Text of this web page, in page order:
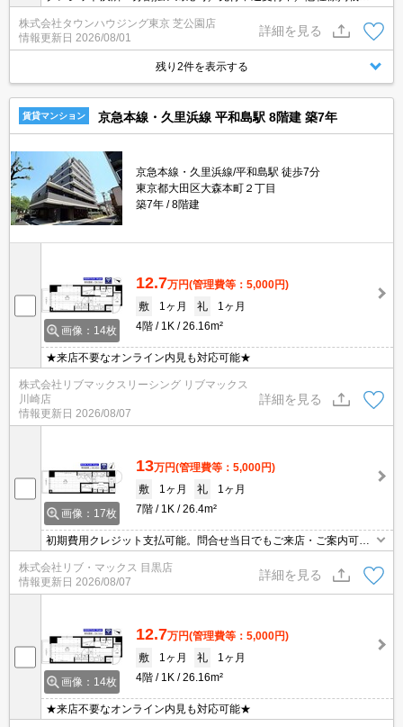
件もまとめてご案内可能／専任物件多数あり
株式会社タウンハウジング東京 芝公園店
情報更新日 2026/08/01
詳細を見る
残り2件を表示する
賃貸マンション 京急本線・久里浜線 平和島駅 8階建 築7年
京急本線・久里浜線/平和島駅 徒歩7分
東京都大田区大森本町２丁目
築7年
8階建
画像：14枚
12.7万円(管理費等：5,000円)
敷
1ヶ月 礼
1ヶ月
4階
1K 26.16m²
★来店不要なオンライン内見も対応可能★
株式会社リブマックスリーシング リブマックス
川崎店
情報更新日 2026/08/07
詳細を見る
画像：17枚
13万円(管理費等：5,000円)
敷
1ヶ月 礼
1ヶ月
7階
1K 26.4m²
初期費用クレジット支払可能。問合せ当日でもご来店・ご案内可
能。土日祝日は混み合いますのでお早めにご予約ください。家具家
電付・転勤者・新婚・学生向け物件多数取扱有。
株式会社リブ・マックス 目黒店
情報更新日 2026/08/07
詳細を見る
画像：14枚
12.7万円(管理費等：5,000円)
敷
1ヶ月 礼
1ヶ月
4階
1K 26.16m²
★来店不要なオンライン内見も対応可能★